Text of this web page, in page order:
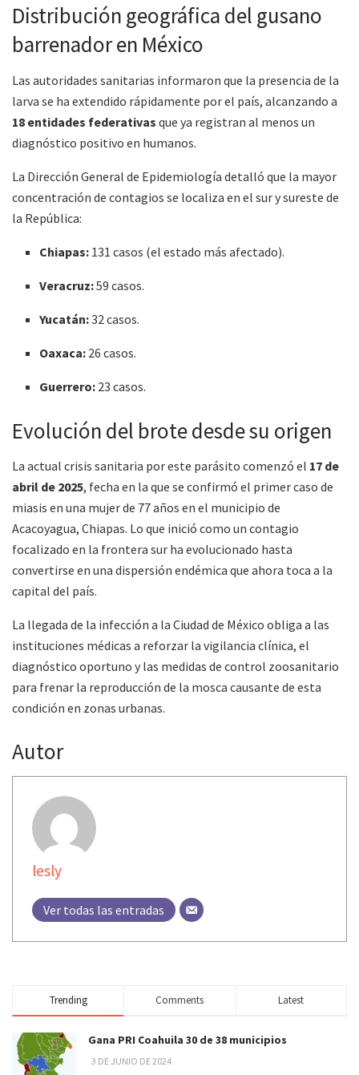
Distribución geográfica del gusano
barrenador en México
Las autoridades sanitarias informaron que la presencia de la
larva se ha extendido rápidamente por el país, alcanzando a
18 entidades federativas que ya registran al menos un
diagnóstico positivo en humanos.
La Dirección General de Epidemiología detalló que la mayor
concentración de contagios se localiza en el sur y sureste de
la República:
Chiapas: 131 casos (el estado más afectado).
Veracruz:59 casos.
Yucatán:32 casos.
Oaxaca: 26 casos.
Guerrero: 23 casos.
Evolución del brote desde su origen
La actual crisis sanitaria por este parásito comenzó el 17 de
abril de 2025, fecha en la que se confirmó el primer caso de
miasis en una mujer de 77 años en el municipio de
Acacoyagua, Chiapas. Lo que inició como un contagio
focalizado en la frontera sur ha evolucionado hasta
convertirse en una dispersión endémica que ahora toca a la
capital del país.
La llegada de la infección a la Ciudad de México obliga a las
instituciones médicas a reforzar la vigilancia clínica, el
diagnóstico oportuno y las medidas de control zoosanitario
para frenar la reproducción de la mosca causante de esta
condición en zonas urbanas.
Autor
lesly
Ver todas las entradas
Trending Comments Latest
Gana PRI Coahuila 30 de 38 municipios
3 DE JUNIO DE 2024